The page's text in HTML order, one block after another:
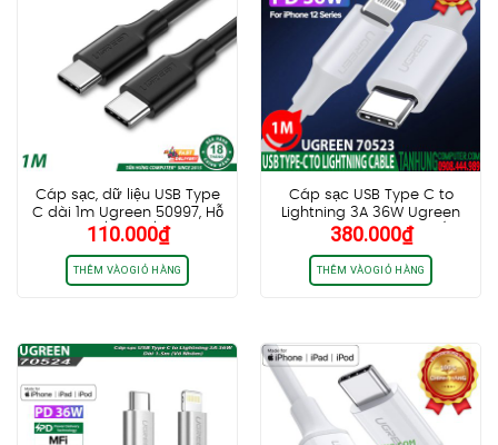
Cáp sạc, dữ liệu USB Type
C dài 1m Ugreen 50997, Hỗ
trợ PD3.0/QC4.0/FCP 60W
110.000₫
THÊM VÀO GIỎ HÀNG
Cáp sạc USB Type C to
Lightning 3A 36W Ugreen
70523 Dài 1m cao cấp (Vỏ
380.000₫
THÊM VÀO GIỎ HÀNG